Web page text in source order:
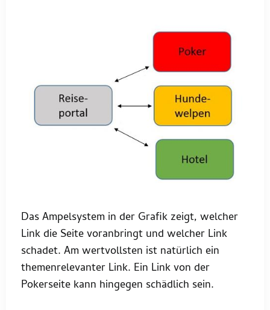
Das Ampelsystem in der Grafik zeigt, welcher
Link die Seite voranbringt und welcher Link
schadet. Am wertvollsten ist natürlich ein
themenrelevanter Link. Ein Link von der
Pokerseite kann hingegen schädlich sein.